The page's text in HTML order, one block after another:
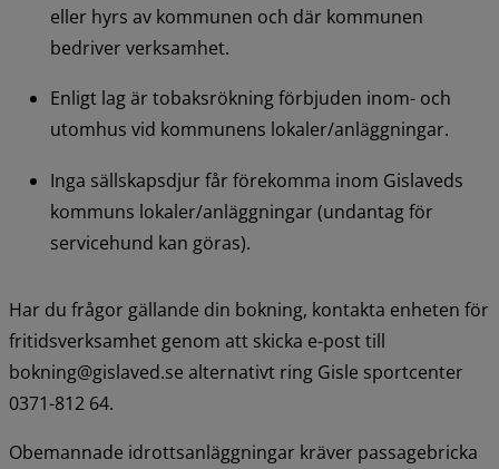
eller hyrs av kommunen och där kommunen
bedriver verksamhet.
Enligt lag är tobaksrökning förbjuden inom- och
utomhus vid kommunens lokaler/anläggningar.
Inga sällskapsdjur får förekomma inom Gislaveds
kommuns lokaler/anläggningar (undantag för
servicehund kan göras).
Har du frågor gällande din bokning, kontakta enheten för
fritidsverksamhet genom att skicka e-post till
bokning@gislaved.se alternativt ring Gisle sportcenter
0371-812 64.
Obemannade idrottsanläggningar kräver passagebricka